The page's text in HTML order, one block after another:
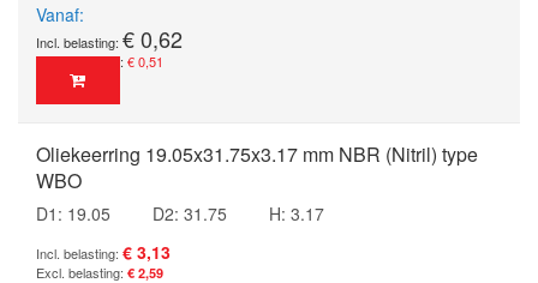
Vanaf
€ 0,62
€ 0,51
Oliekeerring 19.05x31.75x3.17 mm NBR (Nitril) type
WBO
D1: 19.05 D2: 31.75
H: 3.17
€ 3,13
€ 2,59